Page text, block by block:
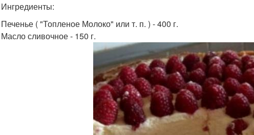
Ингредиенты:
Печенье ( "Топленое Молоко" или т. п. ) - 400 г.
Масло сливочное - 150 г.